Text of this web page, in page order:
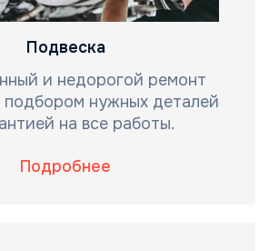
Подвеска
и недорогой ремонт
подбором нужных деталей
на все работы.
Подробнее